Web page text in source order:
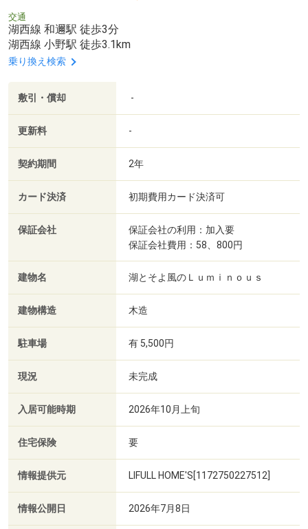
交通
湖西線 和邇駅 徒歩3分
湖西線 小野駅 徒歩3.1km
乗り換え検索
敷引・償却 -
更新料 -
契約期間 2年
カード決済 初期費用カード決済可
保証会社
保証会社の利用：加入要
保証会社費用：58、800円
建物名 湖とそよ風のＬｕｍｉｎｏｕｓ
建物構造 木造
駐車場 有 5,500円
現況 未完成
入居可能時期 2026年10月上旬
住宅保険 要
情報提供元 LIFULL HOME'S[1172750227512]
情報公開日 2026年7月8日